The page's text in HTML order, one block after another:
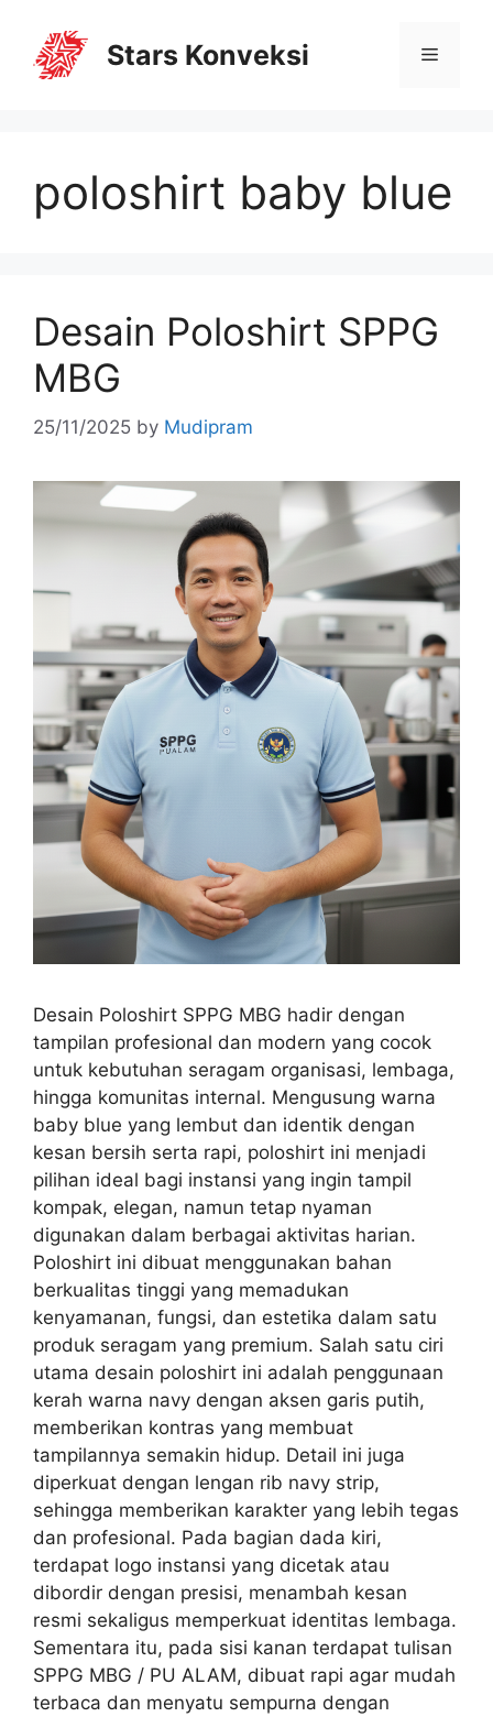
Stars Konveksi
poloshirt baby blue
Desain Poloshirt SPPG
MBG
25/11/2025 by Mudipram
Desain Poloshirt SPPG MBG hadir dengan
tampilan profesional dan modern yang cocok
untuk kebutuhan seragam organisasi, lembaga,
hingga komunitas internal. Mengusung warna
baby blue yang lembut dan identik dengan
kesan bersih serta rapi, poloshirt ini menjadi
pilihan ideal bagi instansi yang ingin tampil
kompak, elegan, namun tetap nyaman
digunakan dalam berbagai aktivitas harian.
Poloshirt ini dibuat menggunakan bahan
berkualitas tinggi yang memadukan
kenyamanan, fungsi, dan estetika dalam satu
produk seragam yang premium. Salah satu ciri
utama desain poloshirt ini adalah penggunaan
kerah warna navy dengan aksen garis putih,
memberikan kontras yang membuat
tampilannya semakin hidup. Detail ini juga
diperkuat dengan lengan rib navy strip,
sehingga memberikan karakter yang lebih tegas
dan profesional. Pada bagian dada kiri,
terdapat logo instansi yang dicetak atau
dibordir dengan presisi, menambah kesan
resmi sekaligus memperkuat identitas lembaga.
Sementara itu, pada sisi kanan terdapat tulisan
SPPG MBG / PU ALAM, dibuat rapi agar mudah
terbaca dan menyatu sempurna dengan